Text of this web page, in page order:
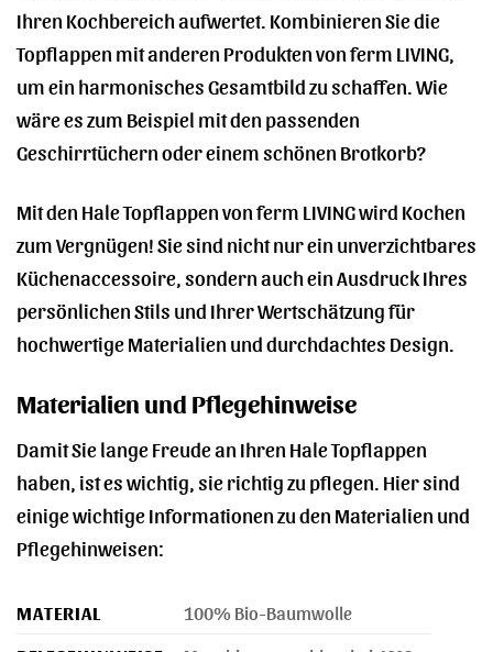
Ihren Kochbereich aufwertet. Kombinieren Sie die
Topflappen mit anderen Produkten von ferm LIVING,
um ein harmonisches Gesamtbild zu schaffen. Wie
wäre es zum Beispiel mit den passenden
Geschirrtüchern oder einem schönen Brotkorb?
Mit den Hale Topflappen von ferm LIVING wird Kochen
zum Vergnügen! Sie sind nicht nur ein unverzichtbares
Küchenaccessoire, sondern auch ein Ausdruck Ihres
persönlichen Stils und Ihrer Wertschätzung für
hochwertige Materialien und durchdachtes Design.
Materialien und Pflegehinweise
Damit Sie lange Freude an Ihren Hale Topflappen
haben, ist es wichtig, sie richtig zu pflegen. Hier sind
einige wichtige Informationen zu den Materialien und
Pflegehinweisen:
MATERIAL
100% Bio-Baumwolle